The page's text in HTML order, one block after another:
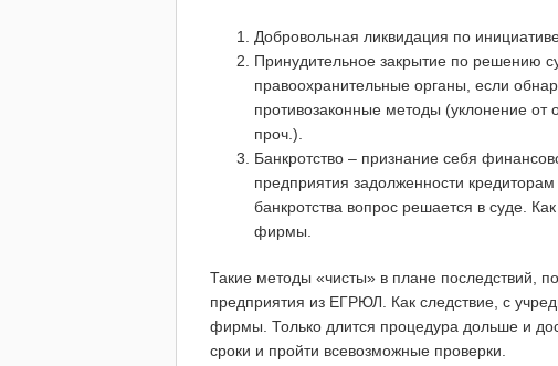
Добровольная ликвидация по
Принудительное закрытие по решению
правоохранительные органы, если
противозаконные методы (уклонение от
проч.).
Банкротство – признание себя
предприятия задолженности
банкротства вопрос решается в суде.
фирмы.
Такие методы «чисты» в плане последствий,
предприятия из ЕГРЮЛ. Как следствие, с
фирмы. Только длится процедура дольше и
сроки и пройти всевозможные проверки.